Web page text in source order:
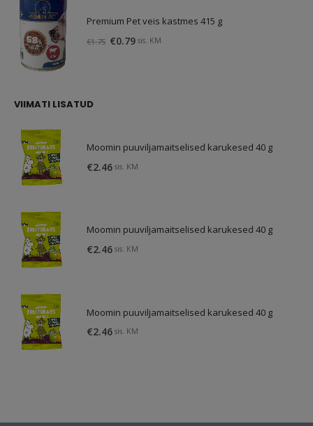
Premium Pet veis kastmes 415 g
€1.75 Algne
€0.79Praegune
sis. KM
VIIMATI LISATUD
Moomin puuviljamaitselised karukesed 40 g
€2.46 sis. KM
Moomin puuviljamaitselised karukesed 40 g
€2.46 sis. KM
Moomin puuviljamaitselised karukesed 40 g
€2.46 sis. KM